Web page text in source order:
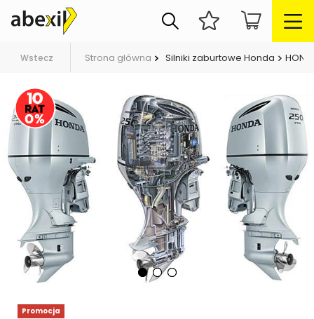
Wstecz Strona główna Silniki zaburtowe Honda
Promocja